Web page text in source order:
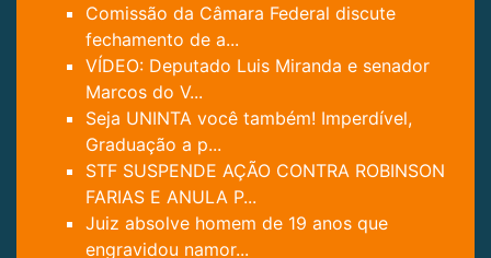
Comissão da Câmara Federal discute
fechamento de a...
VÍDEO: Deputado Luis Miranda e senador
Marcos do V...
Seja UNINTA você também! Imperdível,
Graduação a p...
STF SUSPENDE AÇÃO CONTRA ROBINSON
FARIAS E ANULA P...
Juiz absolve homem de 19 anos que
engravidou namor...